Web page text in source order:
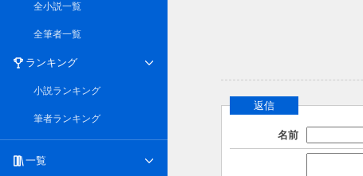
全小説一覧
全筆者一覧
ランキング
小説ランキング
筆者ランキング
一覧
返信
名前